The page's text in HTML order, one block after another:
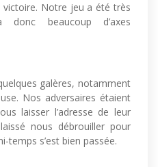
Notre jeu a été très
beaucoup d’axes
galères, notamment
Nos adversaires étaient
laisser l’adresse de leur
nous débrouiller pour
temps s’est bien passée.